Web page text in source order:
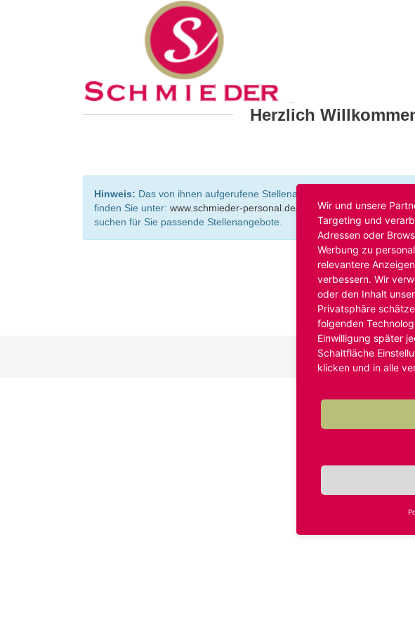
Herzlich
Hinweis: Das von ihnen aufgerufene Stellenangebot ist bereits
finden Sie unter: www.schmieder-personal.de/stellenangebote. Oder
suchen für Sie passende Stellenangebote.
Wir und unsere
Targeting und
Adressen oder
Werbung zu
relevantere
verbessern. Wir
oder den Inhalt
Privatsphäre
folgenden
Einwilligung später
Schaltfläche
klicken und in alle